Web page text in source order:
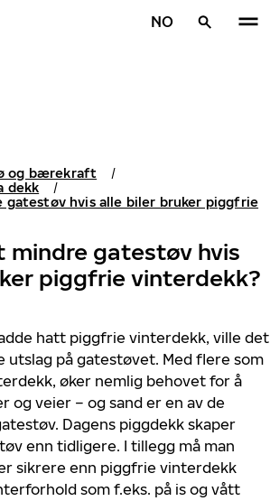
NO
og bærekraft
dekk
hvis alle biler bruker piggfrie
mindre gatestøv hvis
piggfrie vinterdekk?
hatt piggfrie vinterdekk, ville det
utslag på gatestøvet. Med flere som
øker nemlig behovet for å
og veier – og sand er en av de
Dagens piggdekk skaper
enn tidligere. I tillegg må man
sikrere enn piggfrie vinterdekk
som f.eks. på is og vått